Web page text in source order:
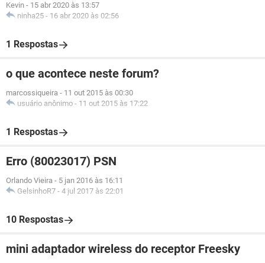
Kevin - 15 abr 2020 às 13:57
ninha25 - 16 abr 2020 às 02:56
1 Respostas
o que acontece neste forum?
marcossiqueira - 11 out 2015 às 00:30
usuário anônimo - 11 out 2015 às 17:22
1 Respostas
Erro (80023017) PSN
Orlando Vieira - 5 jan 2016 às 16:11
GelsinhoR7 - 4 jul 2017 às 22:01
10 Respostas
mini adaptador wireless do receptor Freesky